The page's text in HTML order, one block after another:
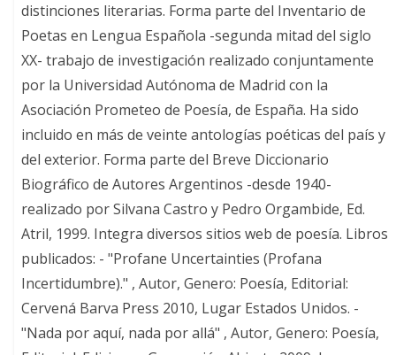
distinciones literarias. Forma parte del Inventario de
Poetas en Lengua Española -segunda mitad del siglo
XX- trabajo de investigación realizado conjuntamente
por la Universidad Autónoma de Madrid con la
Asociación Prometeo de Poesía, de España. Ha sido
incluido en más de veinte antologías poéticas del país y
del exterior. Forma parte del Breve Diccionario
Biográfico de Autores Argentinos -desde 1940-
realizado por Silvana Castro y Pedro Orgambide, Ed.
Atril, 1999. Integra diversos sitios web de poesía. Libros
publicados: - "Profane Uncertainties (Profana
Incertidumbre)." , Autor, Genero: Poesía, Editorial:
Cervená Barva Press 2010, Lugar Estados Unidos. -
"Nada por aquí, nada por allá" , Autor, Genero: Poesía,